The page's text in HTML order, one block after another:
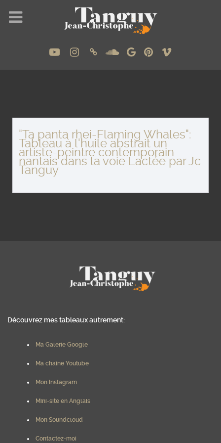
"Ta panta rhei-Flaming Whales":
Tableau à l'huile abstrait un
artiste-peintre contemporain
nantais dans la voie Lactée par Jc
Tanguy
Découvrez mes tableaux autrement:
Ma Galerie Google
Ma chaîne Youtube
Mon Instagram
Mini-site en Anglais
Mon Soundcloud
Contactez-moi